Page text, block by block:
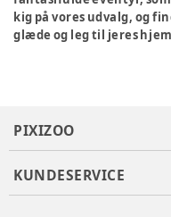
kig på vores udvalg, og
glæde og leg til jeres
PIXIZOO
KUNDESERVICE